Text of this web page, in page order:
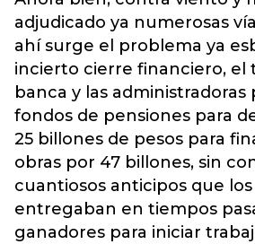
adjudicado ya numerosas
ahí surge el problema ya
incierto cierre financiero, el
banca y las administradoras
fondos de pensiones para
25 billones de pesos para
obras por 47 billones, sin
cuantiosos anticipos que
entregaban en tiempos
ganadores para iniciar